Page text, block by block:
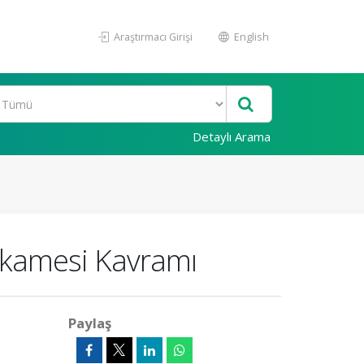
Araştırmacı Girişi English
Detaylı Arama
Kavramı
Paylaş